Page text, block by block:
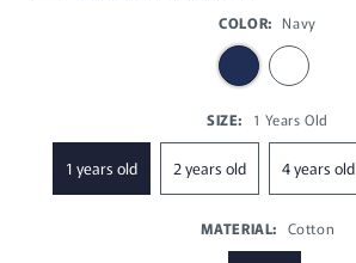
COLOR: Navy
SIZE: 1 Years Old
1 years old 2 years old 4 years old
MATERIAL: Cotton